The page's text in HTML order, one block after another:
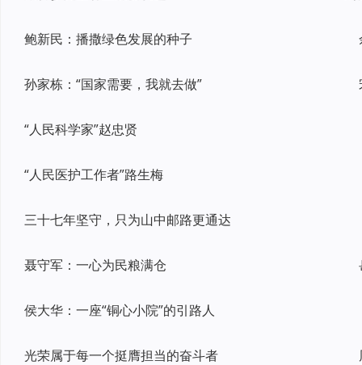
鲍新民：播撒绿色发展的种子
孙家栋：“国家需要，我就去做”
“人民科学家”赵忠贤
“人民医护工作者”路生梅
三十七年坚守，只为山中邮路更通达
聂守军：一心为民粮满仓
侯大华：一座“铜心小院”的引路人
光荣属于每一个挺膺担当的奋斗者